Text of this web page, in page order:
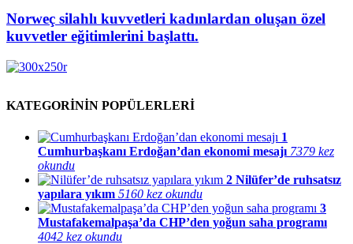
Norweç silahlı kuvvetleri kadınlardan oluşan özel
kuvvetler eğitimlerini başlattı.
KATEGORİNİN POPÜLERLERİ
1
Cumhurbaşkanı Erdoğan’dan ekonomi mesajı 7379 kez
okundu
2 Nilüfer’de ruhsatsız
yapılara yıkım 5160 kez okundu
3
Mustafakemalpaşa’da CHP’den yoğun saha programı
4042 kez okundu